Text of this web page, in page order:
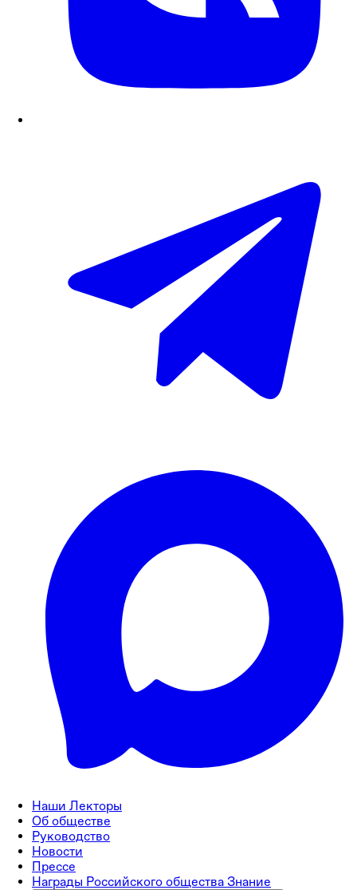
Наши Лекторы
Об обществе
Руководство
Новости
Прессе
Награды Российского общества Знание